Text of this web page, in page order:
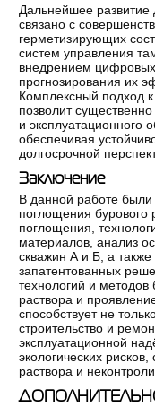
Дальнейшее развитие
связано с
герметизирующих
систем управления
внедрением
прогнозирования их
Комплексный подход
позволит
и эксплуатационного
обеспечивая
долгосрочной
Заключение
В данной работе
поглощения бурового
поглощения,
материалов, анализ
скважин А и Б, а
запатентованных
технологий и
раствора и
способствует не
строительство и
эксплуатационной
экологических
раствора и